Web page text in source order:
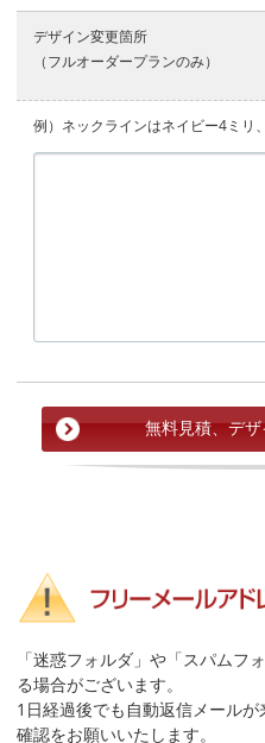
デザイン変更箇所
（フルオーダープランのみ）
例）ネックラインはネイビー4ミ
「迷惑フォルダ」や「スパムフ
る場合がございます。
1日経過後でも自動返信メール
確認をお願いいたします。